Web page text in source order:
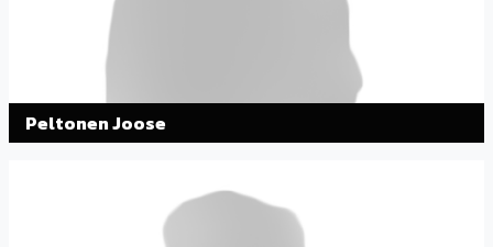
Peltonen Joose